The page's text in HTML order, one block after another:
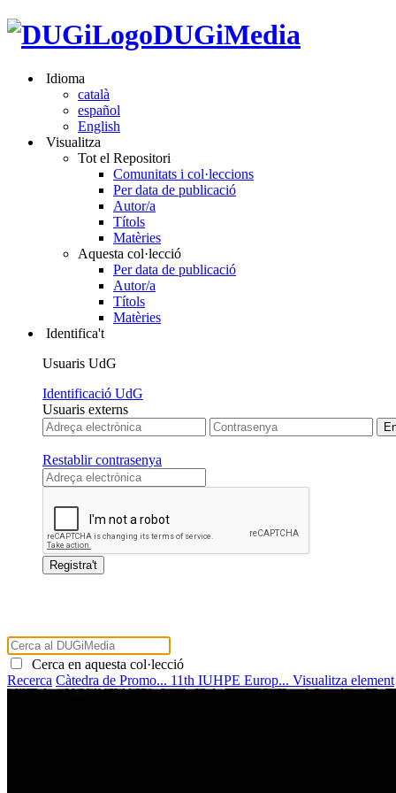
DUGiMedia
Idioma
català
español
English
Visualitza
Tot el Repositori
Comunitats i col·leccions
Per data de publicació
Autor/a
Títols
Matèries
Aquesta col·lecció
Per data de publicació
Autor/a
Títols
Matèries
Identifica't
Usuaris UdG
Identificació UdG
Usuaris externs
Restablir contrasenya
Cerca en aquesta col·lecció
Recerca Càtedra de Promo... 11th IUHPE Europ... Visualitza element